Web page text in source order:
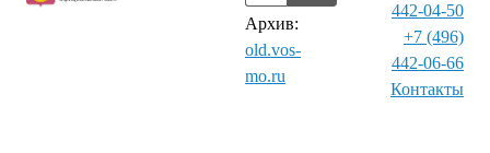
Архив:
old.vos-
mo.ru
442-04-50
+7 (496)
442-06-66
Контакты⁠